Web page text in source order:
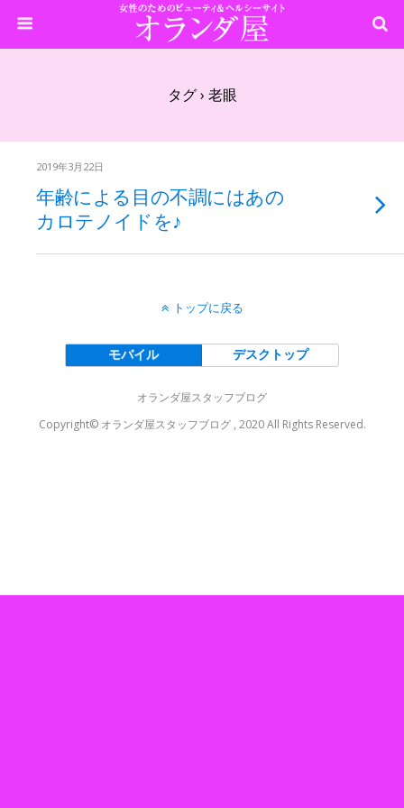
タグ › 老眼
2019年3月22日
年齢による目の不調にはあの
カロテノイドを♪
トップに戻る
モバイル デスクトップ
オランダ屋スタッフブログ
Copyright© オランダ屋スタッフブログ , 2020 All Rights Reserved.